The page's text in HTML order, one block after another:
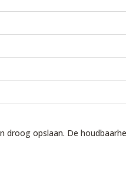
droog opslaan. De